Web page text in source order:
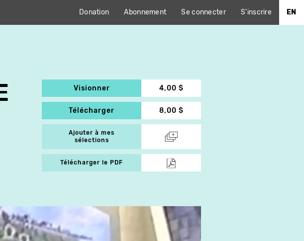
Donation Abonnement Se connecter S'inscrire EN
Visionner 4,00 $
Télécharger 8,00 $
Ajouter à mes
sélections
Télécharger le PDF